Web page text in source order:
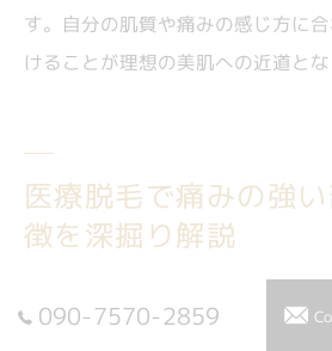
す。自分の肌質や痛みの感じ方に
けることが理想の美肌への近道とな
医療脱毛で痛みの強い
徴を深掘り解説
医療脱毛で特に痛みが強い
090-7570-2859